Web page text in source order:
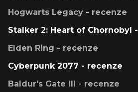
Hogwarts Legacy - recenze
Stalker 2: Heart of Chornobyl
Elden Ring - recenze
Cyberpunk 2077 - recenze
Baldur's Gate III - recenze